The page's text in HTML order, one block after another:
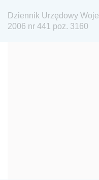
Dziennik Urzędowy
Dziennik Urzędowy
Dziennik Urzędowy
Dziennik Urzędowy
2006 nr 441 poz. 3160